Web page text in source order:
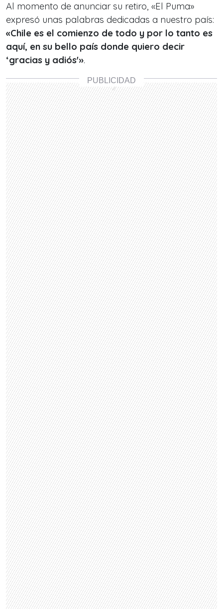
Al momento de anunciar su retiro, «El Puma»
expresó unas palabras dedicadas a nuestro país:
«Chile es el comienzo de todo y por lo tanto es
aquí, en su bello país donde quiero decir
‘gracias y adiós'».